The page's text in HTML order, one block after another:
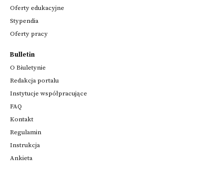
Oferty edukacyjne
Stypendia
Oferty pracy
Bulletin
O Biuletynie
Redakcja portalu
Instytucje współpracujące
FAQ
Kontakt
Regulamin
Instrukcja
Ankieta